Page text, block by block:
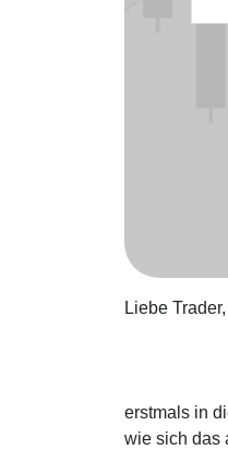
Liebe Trader,
erstmals in
wie sich das